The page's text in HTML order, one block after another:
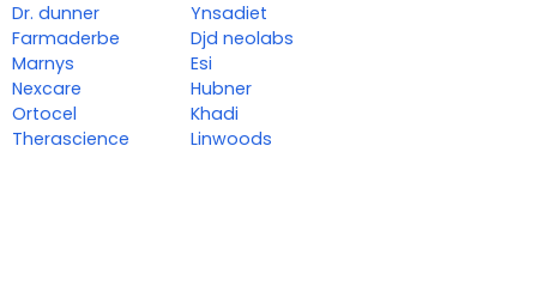
Dr. dunner
Farmaderbe
Marnys
Nexcare
Ortocel
Therascience
Ynsadiet
Djd neolabs
Esi
Hubner
Khadi
Linwoods